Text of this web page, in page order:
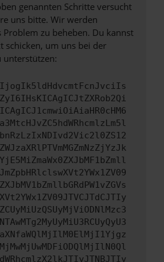
genannten Schritte versucht
uns bitte. Wir werden
Problem zu beheben. Du kannst
schicken, um uns bei der
unterstützen: